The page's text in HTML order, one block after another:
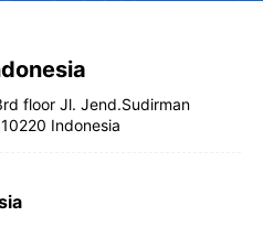
floor Jl. Jend.Sudirman
Indonesia